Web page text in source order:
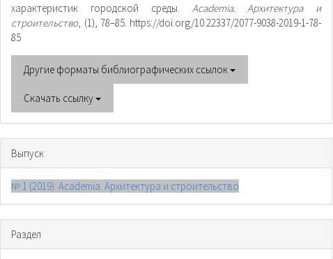
характеристик городской среды. Academia. Архитектура и
строительство, (1), 78–85. https://doi.org/10.22337/2077-9038-2019-1-78-
85
Другие форматы библиографических ссылок
Скачать ссылку
Выпуск
№ 1 (2019): Academia. Архитектура и строительство
Раздел